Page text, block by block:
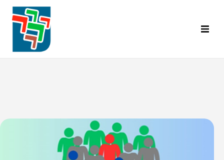
Inicial
Diretoria
Convênios